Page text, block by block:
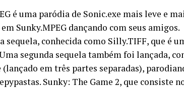
é uma paródia de Sonic.exe mais leve e
Sunky.MPEG dançando com seus amigos.
sequela, conhecida como Silly.TIFF, que é
segunda sequela também foi lançada,
(lançado em três partes separadas),
Sunky: The Game 2, que consiste